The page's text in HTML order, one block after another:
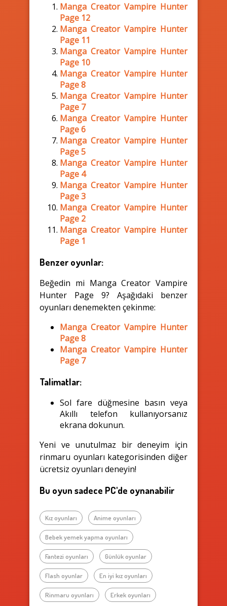
Manga Creator Vampire Hunter
Page 12
Manga Creator Vampire Hunter
Page 11
Manga Creator Vampire Hunter
Page 10
Manga Creator Vampire Hunter
Page 8
Manga Creator Vampire Hunter
Page 7
Manga Creator Vampire Hunter
Page 6
Manga Creator Vampire Hunter
Page 5
Manga Creator Vampire Hunter
Page 4
Manga Creator Vampire Hunter
Page 3
Manga Creator Vampire Hunter
Page 2
Manga Creator Vampire Hunter
Page 1
Benzer oyunlar:
Beğedin mi Manga Creator Vampire
Hunter Page 9? Aşağıdaki benzer
oyunları denemekten çekinme:
Manga Creator Vampire Hunter
Page 8
Manga Creator Vampire Hunter
Page 7
Talimatlar:
Sol fare düğmesine basın veya
Akıllı telefon kullanıyorsanız
ekrana dokunun.
Yeni ve unutulmaz bir deneyim için
rinmaru oyunları kategorisinden diğer
ücretsiz oyunları deneyin!
Bu oyun sadece PC'de oynanabilir
Kız oyunları Anime oyunları
Bebek yemek yapma oyunları
Fantezi oyunları Günlük oyunlar
Flash oyunlar En iyi kız oyunları
Rinmaru oyunları Erkek oyunları